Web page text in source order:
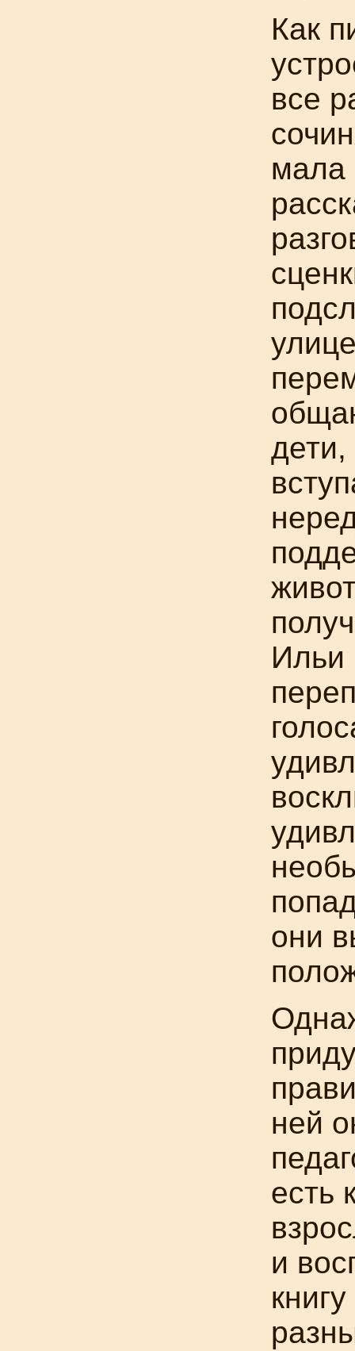
Как
все
мала
дети,
Ильи
они
ней
есть
и